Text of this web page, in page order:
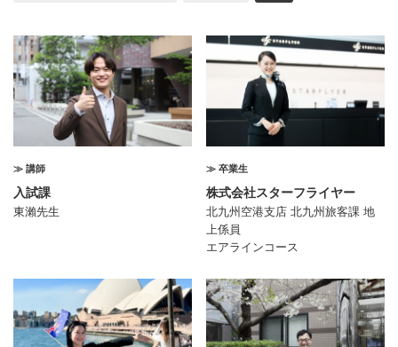
≫ 講師
入試課
東瀨先生
≫ 卒業生
株式会社スターフライヤー
北九州空港支店 北九州旅客課 地
上係員
エアラインコース